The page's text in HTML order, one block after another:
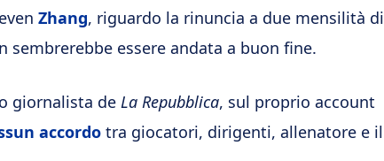
Zhang, riguardo la rinuncia a due mensilità di
essere andata a buon fine.
giornalista de La Repubblica, sul proprio account
accordo tra giocatori, dirigenti, allenatore e il